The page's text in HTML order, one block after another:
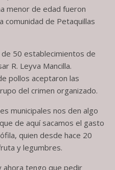
menor de edad fueron
comunidad de Petaquillas
50 establecimientos de
R. Leyva Mancilla.
pollos aceptaron las
del crimen organizado.
municipales nos den algo
de aquí sacamos el gasto
quien desde hace 20
y legumbres.
ahora tengo que pedir